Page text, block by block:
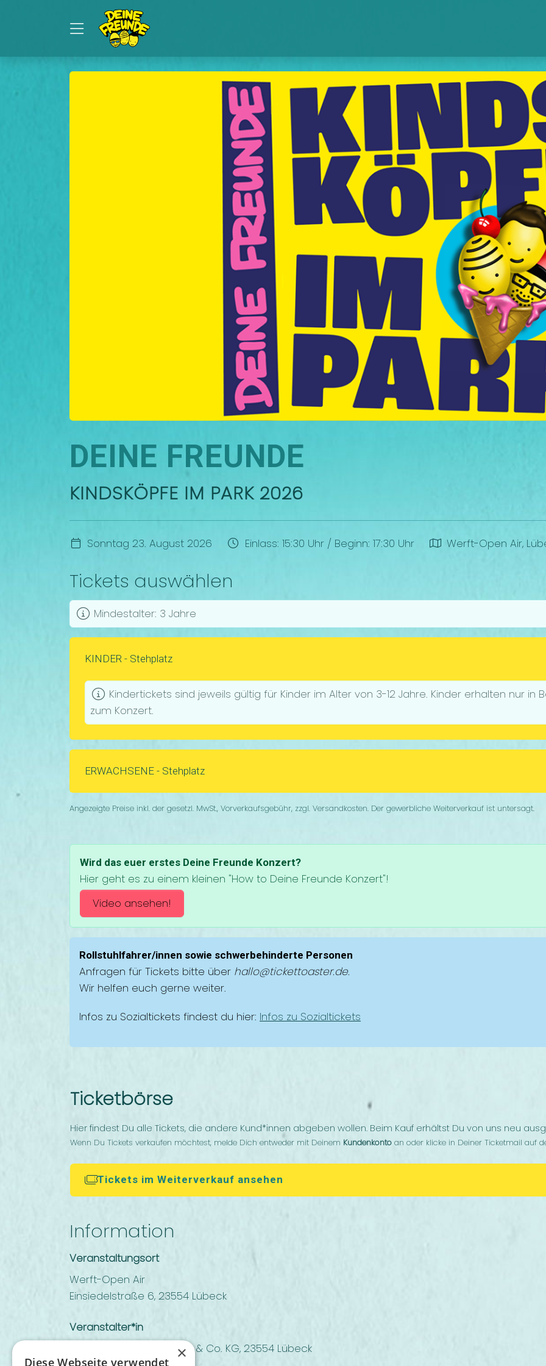
Zum Hauptinhalt springen
DEINE FREUNDE
KINDSKÖPFE IM PARK 2026
Sonntag 23. August 2026 Einlass: 15:30 Uhr/ Beginn: 17:30 Uhr Werft-Open Air,
Tickets auswählen
Mindestalter: 3 Jahre
KINDER - Stehplatz
Kindertickets sind jeweils gültig für Kinder im Alter von 3-12 Jahre. Kinder erhalten nur in
zum Konzert.
ERWACHSENE - Stehplatz
Angezeigte Preise inkl. der gesetzl. MwSt., Vorverkaufsgebühr, zzgl. Versandkosten. Der gewerbliche Weiterverkauf ist untersagt.
Wird das euer erstes Deine Freunde Konzert?
Hier geht es zu einem kleinen "How to Deine Freunde Konzert"!
Video ansehen!
Rollstuhlfahrer/innen sowie schwerbehinderte Personen
Anfragen für Tickets bitte über hallo@tickettoaster.de.
Wir helfen euch gerne weiter.
Infos zu Sozialtickets findest du hier: Infos zu Sozialtickets
Ticketbörse
Hier findest Du alle Tickets, die andere Kund*innen abgeben wollen. Beim Kauf erhältst Du von uns neu
Wenn Du Tickets verkaufen möchtest, melde Dich entweder mit Deinem Kundenkonto an oder klicke in Deiner Ticketmail auf
Tickets im Weiterverkauf ansehen
Information
Veranstaltungsort
Werft-Open Air
Einsiedelstraße 6, 23554 Lübeck
Veranstalter*in
Kulturwerft Gollan GmbH & Co. KG, 23554 Lübeck
×
Diese Webseite verwendet